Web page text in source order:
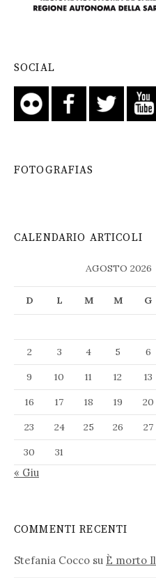
SOCIAL
FOTOGRAFIAS
CALENDARIO ARTICOLI
AGOSTO 2026
D L M M G
2
3 4 5 6
9
10 11 12 13
16
17 18 19 20
23
24 25 26 27
30
31
« Giu
COMMENTI RECENTI
Stefania Cocco su È morto